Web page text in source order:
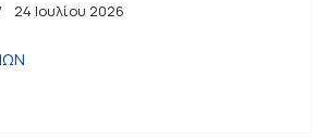
24 Ιουλίου 2026